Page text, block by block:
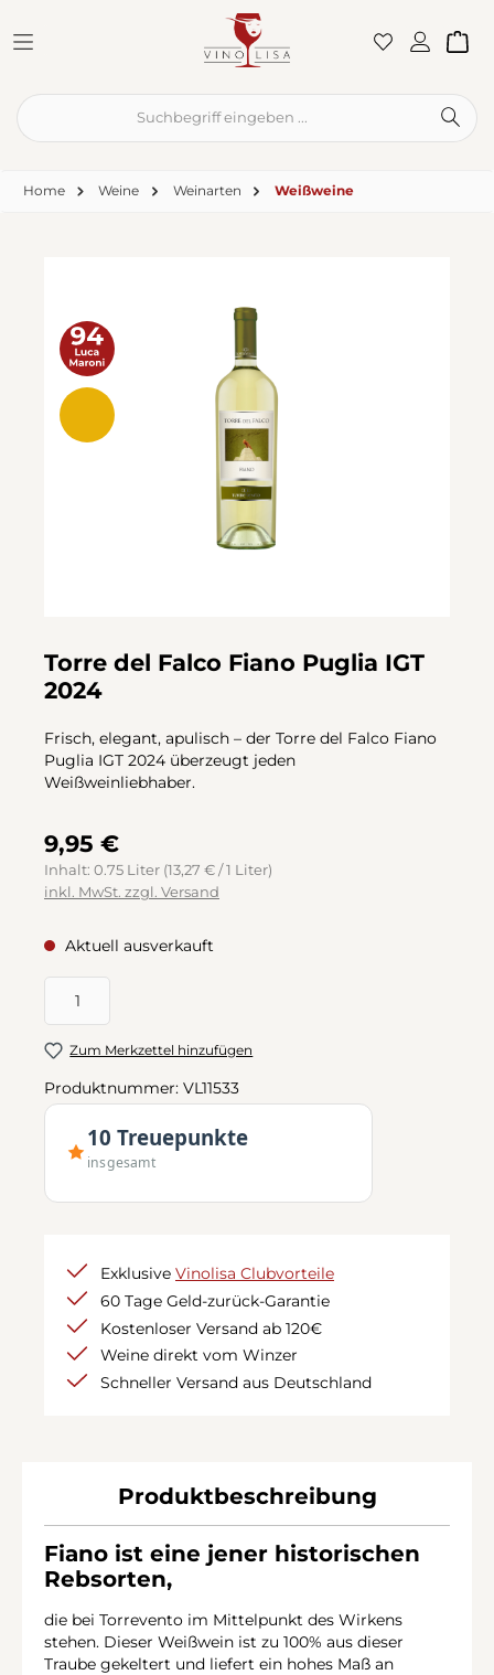
Home Weine Weinarten Weißweine
Bildergalerie überspringen
Torre del Falco Fiano Puglia IGT
2024
Frisch, elegant, apulisch – der Torre del Falco Fiano
Puglia IGT 2024 überzeugt jeden
Weißweinliebhaber.
9,95 €
Inhalt: 0.75 Liter (13,27 € / 1 Liter)
inkl. MwSt. zzgl. Versand
Aktuell ausverkauft
Produkt Anzahl: Gib den gewünschten Wert ein oder
Zum Merkzettel hinzufügen
Produktnummer: VL11533
10 Treuepunkte
insgesamt
Exklusive Vinolisa Clubvorteile
60 Tage Geld-zurück-Garantie
Kostenloser Versand ab 120€
Weine direkt vom Winzer
Schneller Versand aus Deutschland
Produktbeschreibung
Fiano ist eine jener historischen
Rebsorten,
die bei Torrevento im Mittelpunkt des Wirkens
stehen. Dieser Weißwein ist zu 100% aus dieser
Traube gekeltert und liefert ein hohes Maß an